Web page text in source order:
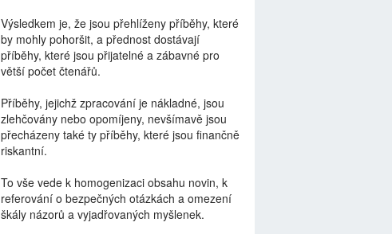
Výsledkem je, že jsou přehlíženy příběhy, které
by mohly pohoršit, a přednost dostávají
příběhy, které jsou přijatelné a zábavné pro
větší počet čtenářů.
Příběhy, jejichž zpracování je nákladné, jsou
zlehčovány nebo opomíjeny, nevšímavě jsou
přecházeny také ty příběhy, které jsou finančně
riskantní.
To vše vede k homogenizaci obsahu novin, k
referování o bezpečných otázkách a omezení
škály názorů a vyjadřovaných myšlenek.